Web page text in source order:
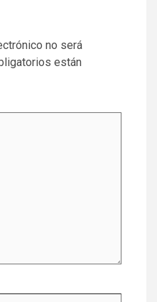
no será
están